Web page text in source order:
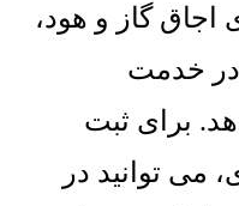
اجاق گاز و هود،
در خدمت
. برای ثبت
توانید در